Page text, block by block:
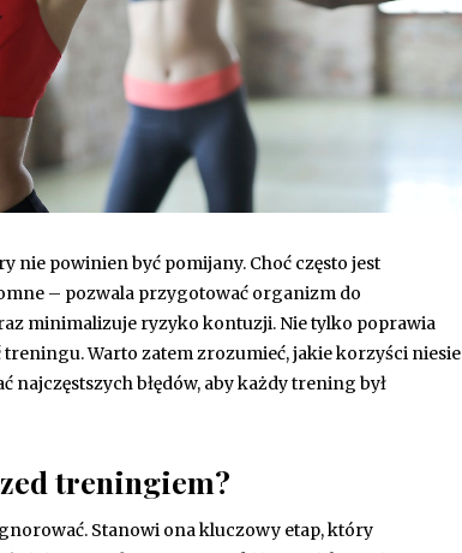
powinien być pomijany. Choć często jest
– pozwala przygotować organizm do
minimalizuje ryzyko kontuzji. Nie tylko poprawia
Warto zatem zrozumieć, jakie korzyści niesie
błędów, aby każdy trening był
treningiem?
Stanowi ona kluczowy etap, który